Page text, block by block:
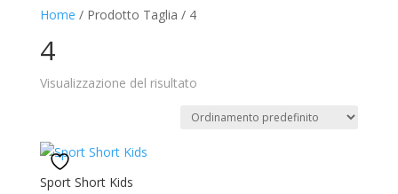
Home / Prodotto Taglia / 4
4
Visualizzazione del risultato
Sport Short Kids